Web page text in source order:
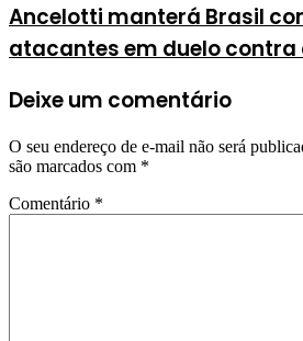
Ancelotti manterá Brasil
atacantes em duelo contra
Deixe um comentário
O seu endereço de e-mail não será
são marcados com *
Comentário *